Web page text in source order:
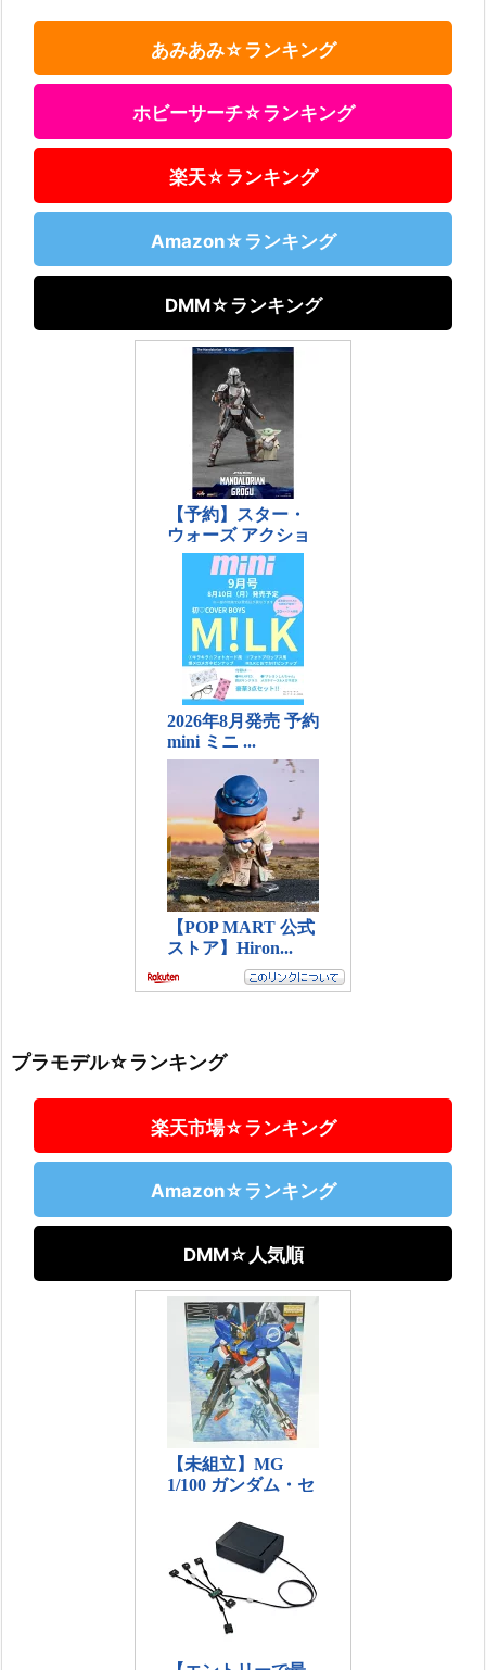
あみあみ☆ランキング
ホビーサーチ☆ランキング
楽天☆ランキング
Amazon☆ランキング
DMM☆ランキング
プラモデル☆ランキング
楽天市場☆ランキング
Amazon☆ランキング
DMM☆人気順